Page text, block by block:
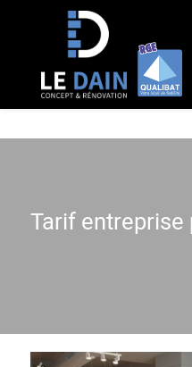
Tarif entreprise
Panneau de gestion des cookies